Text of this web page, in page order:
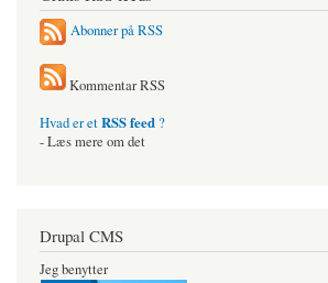
Abonner på RSS
Kommentar RSS
Hvad er etRSS feed ?
- Læs mere om det
Drupal CMS
Jeg benytter